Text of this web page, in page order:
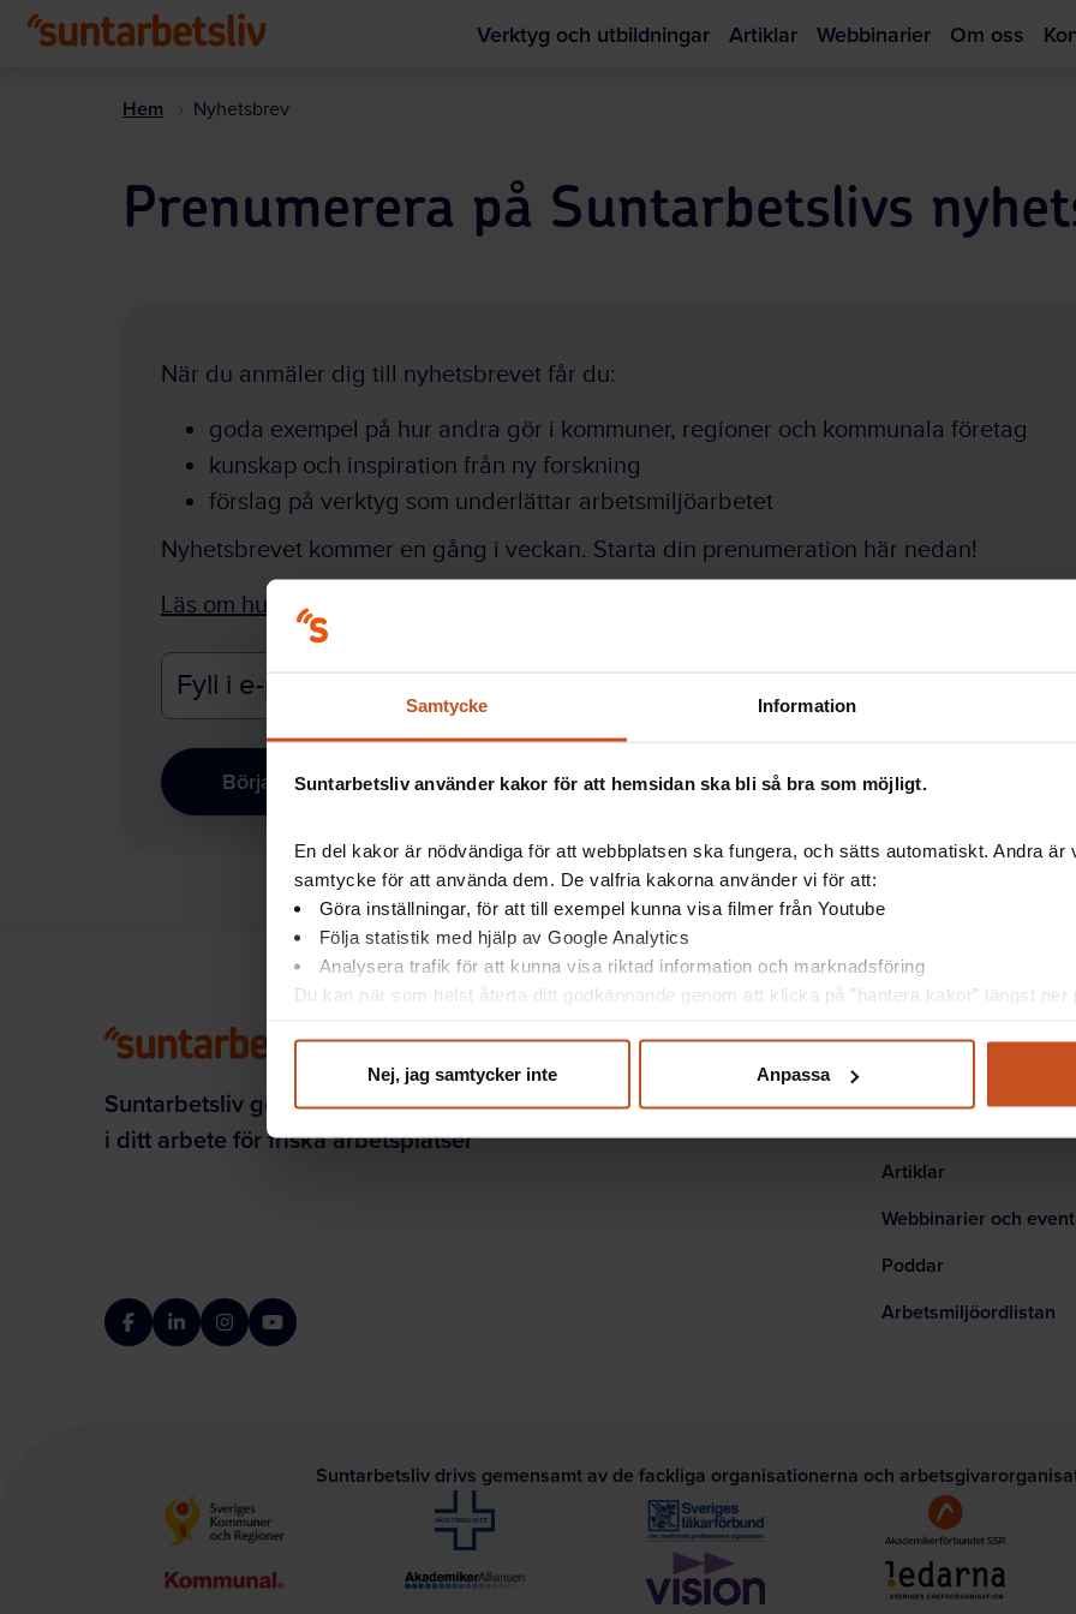
Samtycke Information
Suntarbetsliv använder kakor för att hemsidan ska bli så bra som möjligt.
En del kakor är nödvändiga för att webbplatsen ska fungera, och sätts automatiskt. Andra är
samtycke för att använda dem. De valfria kakorna använder vi för att:
Göra inställningar, för att till exempel kunna visa filmer från Youtube
Följa statistik med hjälp av Google Analytics
Analysera trafik för att kunna visa riktad information och marknadsföring
Du kan när som helst återta ditt godkännande genom att klicka på ”hantera kakor” längst ner
Nej, jag samtycker inte Anpassa
Verktyg och utbildningar Artiklar Webbinarier Om oss
Hem Nyhetsbrev
Prenumerera på Suntarbetslivs
När du anmäler dig till nyhetsbrevet får du:
goda exempel på hur andra gör i kommuner, regioner och kommunala företag
kunskap och inspiration från ny forskning
förslag på verktyg som underlättar arbetsmiljöarbetet
Nyhetsbrevet kommer en gång i veckan. Starta din prenumeration här nedan!
Läs om hur vi behandlar dina personuppgifter
E-
postadress
Börja prenumerera
Suntarbetsliv ger dig inspiration och verktyg
i ditt arbete för friska arbetsplatser
FacebookLinkedInInstagramYouTube
Artiklar
Webbinarier och event
Poddar
Arbetsmiljöordlistan
Suntarbetsliv drivs gemensamt av de fackliga organisationerna och